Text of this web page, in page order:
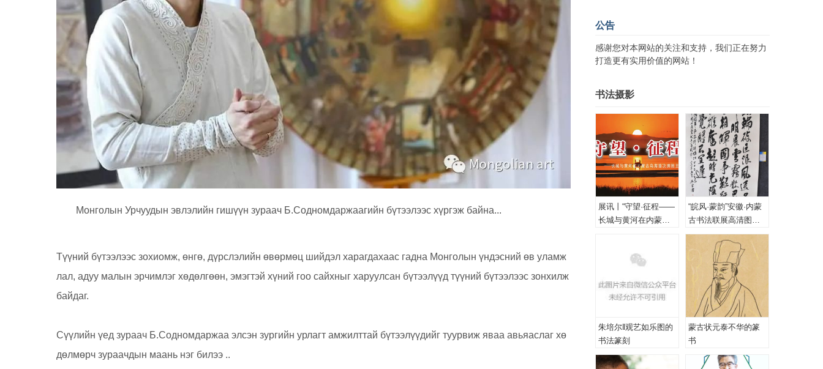
Монголын Урчуудын эвлэлийн гишүүн зураач Б.Содномдаржаагийн бүтээлээс хүргэж байна...
Түүний бүтээлээс зохиомж, өнгө, дүрслэлийн өвөрмөц шийдэл харагдахаас гадна Монголын үндэсний өв уламж
лал, адуу малын эрчимлэг хөдөлгөөн, эмэгтэй хүний гоо сайхныг харуулсан бүтээлүүд түүний бүтээлээс зонхилж
байдаг.
Сүүлийн үед зураач Б.Содномдаржаа элсэн зургийн урлагт амжилттай бүтээлүүдийг туурвиж яваа авьяаслаг хө
дөлмөрч зураачдын маань нэг билээ ..
公告
感谢您对本网站的关注和支持，我们正在努力
打造更有实用价值的网站！
书法摄影
展讯丨“守望·征程——
长城与黄河在内蒙古
“皖风·蒙韵”安徽·内蒙
古书法联展高清图
（一、特邀作品）
朱培尔‖观艺如乐图的
书法篆刻
蒙古状元泰不华的篆
书